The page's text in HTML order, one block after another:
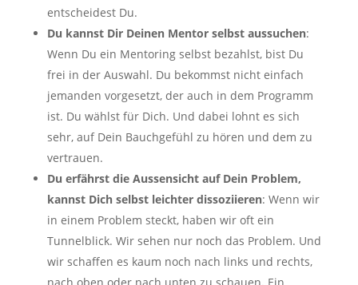
entscheidest Du.
Du kannst Dir Deinen Mentor selbst aussuchen:
Wenn Du ein Mentoring selbst bezahlst, bist Du
frei in der Auswahl. Du bekommst nicht einfach
jemanden vorgesetzt, der auch in dem Programm
ist. Du wählst für Dich. Und dabei lohnt es sich
sehr, auf Dein Bauchgefühl zu hören und dem zu
vertrauen.
Du erfährst die Aussensicht auf Dein Problem,
kannst Dich selbst leichter dissoziieren: Wenn wir
in einem Problem steckt, haben wir oft ein
Tunnelblick. Wir sehen nur noch das Problem. Und
wir schaffen es kaum noch nach links und rechts,